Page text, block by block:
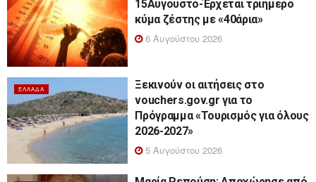
15Αυγουστο-Έρχεται τριήμερο
κύμα ζέστης με «40άρια»
6 Αυγούστου 2026
ΕΛΛΆΔΑ
Ξεκινούν οι αιτήσεις στο
vouchers.gov.gr για το
Πρόγραμμα «Τουρισμός για όλους
2026-2027»
5 Αυγούστου 2026